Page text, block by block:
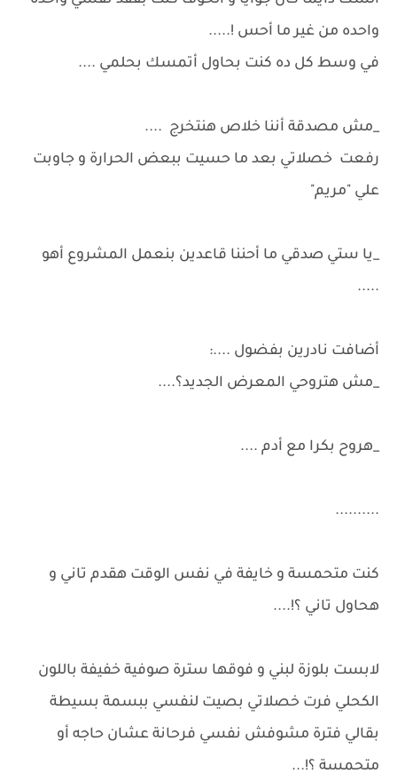
واحده من غير ما أحس !.....
في وسط كل ده كنت بحاول أتمسك بحلمي ....
_مش مصدقة أننا خلاص هنتخرج ....
رفعت خصلاتي بعد ما حسيت ببعض الحرارة و جاوبت
علي "مريم"
_يا ستي صدقي ما أحننا قاعدين بنعمل المشروع أهو
.....
أضافت نادرين بفضول ....:
_مش هتروحي المعرض الجديد؟....
_هروح بكرا مع أدم ....
..........
كنت متحمسة و خايفة في نفس الوقت هقدم تاني و
هحاول تاني ؟!....
لابست بلوزة لبني و فوقها سترة صوفية خفيفة باللون
الكحلي فرت خصلاتي بصيت لنفسي ببسمة بسيطة
بقالي فترة مشوفش نفسي فرحانة عشان حاجه أو
متحمسة ؟!...